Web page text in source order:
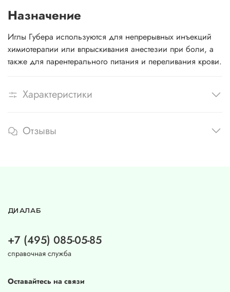
Назначение
Иглы Губера используются для непрерывных инъекций
химиотерапии или впрыскивания анестезии при боли, а
также для парентерального питания и переливания крови.
Характеристики
Отзывы
ДИАЛАБ
+7 (495) 085-05-85
справочная служба
Оставайтесь на связи